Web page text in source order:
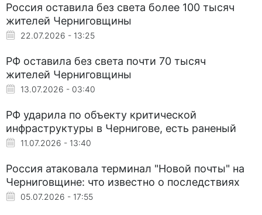
Россия оставила без света более 100 тысяч
жителей Черниговщины
22.07.2026 - 13:25
РФ оставила без света почти 70 тысяч
жителей Черниговщины
13.07.2026 - 03:40
РФ ударила по объекту критической
инфраструктуры в Чернигове, есть раненый
11.07.2026 - 13:40
Россия атаковала терминал "Новой почты" на
Черниговщине: что известно о последствиях
05.07.2026 - 17:55